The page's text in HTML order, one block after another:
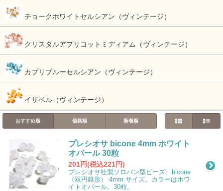
チョークホワイトセルシアン（ヴィンテージ）
クリスタルアプリコットミディアム（ヴィンテージ）
カプリブルーセルシアン（ヴィンテージ）
イザベル（ヴィンテージ）
おすすめ順 価格順 新着順
プレシオサ bicone 4mm ホワイト
オパール 30粒
201円(税込221円)
プレシオサ社製ソロバン型ビーズ。bicone
（双円錐形） 4mm サイズ。カラーはホワ
イトオパール。30粒。